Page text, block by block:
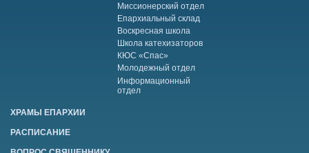
Миссионерский отдел
Епархиальный склад
Воскресная школа
Школа катехизаторов
КЮС «Спас»
Молодежный отдел
Информационный
отдел
ХРАМЫ ЕПАРХИИ
РАСПИСАНИЕ